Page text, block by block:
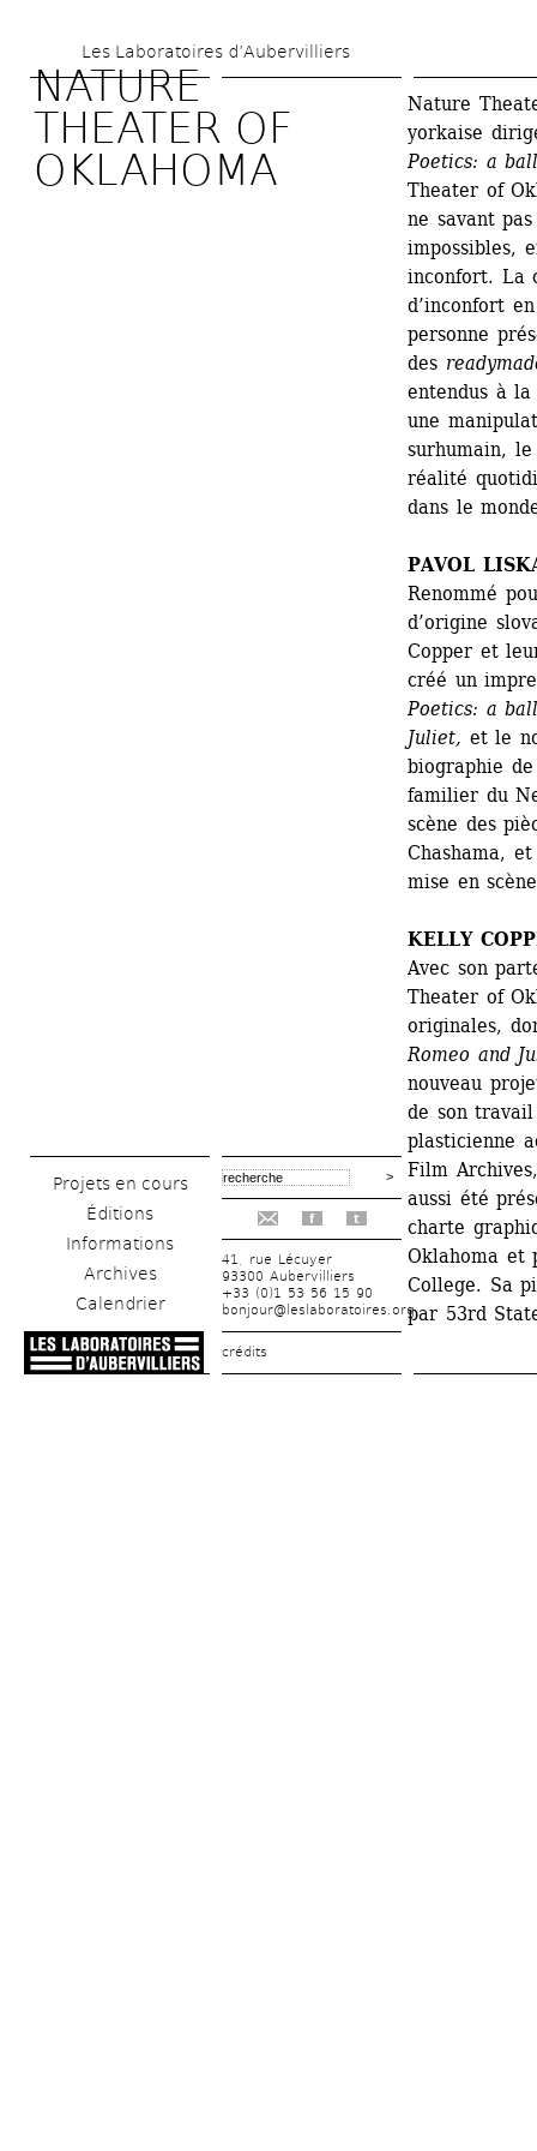
au
contenu
principal
Les Laboratoires d’Aubervilliers
NATURE
THEATER OF
OKLAHOMA
Projets en cours
Éditions
Informations
Archives
Calendrier
f t
41, rue Lécuyer
93300 Aubervilliers
+33 (0)1 53 56 15 90
bonjour@leslaboratoires.org
crédits
Nature
yorkaise
Poetics: a
Theater of
ne savant
impossibles,
inconfort. La
d’inconfort
personne
des
entendus à
une
surhumain,
réalité
dans le
PAVOL
Renommé
d’origine
Copper et
créé un
Poetics: a
Juliet, et le
biographie
familier du
scène des
Chashama,
mise en
KELLY
Avec son
Theater of
originales,
Romeo and
nouveau
de son
plasticienne
Film
aussi été
charte
Oklahoma et
College. Sa
par 53rd